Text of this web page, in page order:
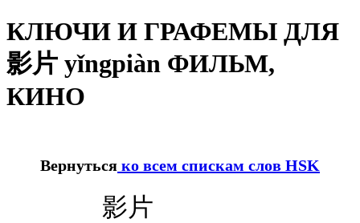
КЛЮЧИ И ГРАФЕМЫ ДЛЯ
影片 yǐngpiàn ФИЛЬМ,
КИНО
Вернуться ко всем спискам слов HSK
影片